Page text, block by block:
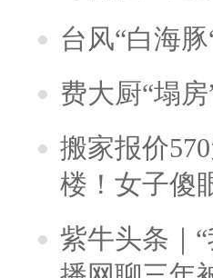
台风“白海
费大厨“塌房
搬家报价
楼！女子
紫牛头条｜